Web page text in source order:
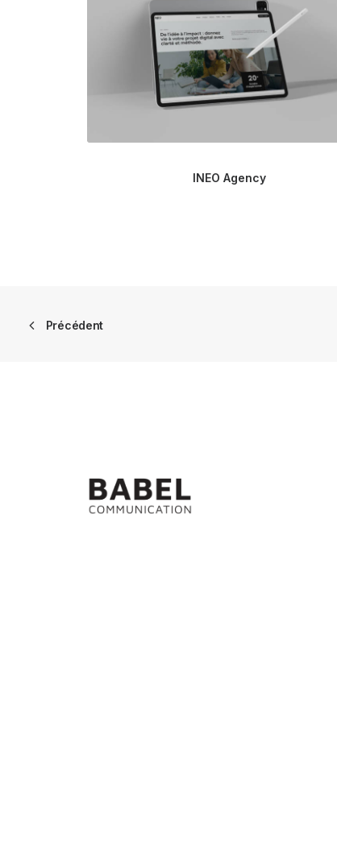
INEO Agency
Précédent